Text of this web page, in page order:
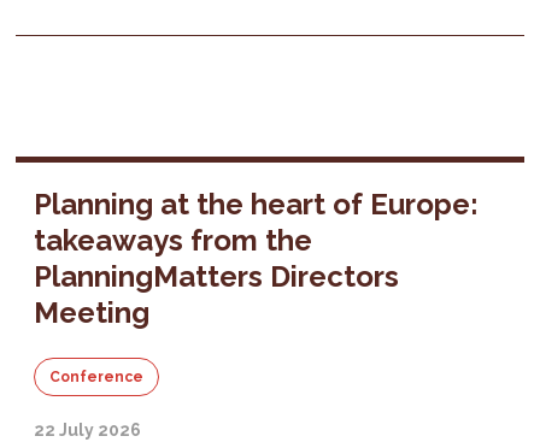
Planning at the heart of Europe:
takeaways from the
PlanningMatters Directors
Meeting
Conference
22 July 2026